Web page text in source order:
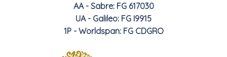
AA - Sabre: FG 617030
UA - Galileo: FG I9915
1P - Worldspan: FG CDGRO